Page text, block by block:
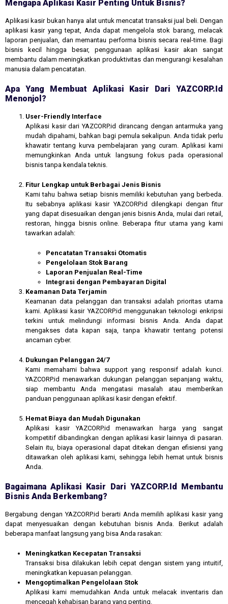
Mengapa Aplikasi Kasir Penting Untuk Bisnis?
Aplikasi kasir bukan hanya alat untuk mencatat transaksi jual beli. Dengan
aplikasi kasir yang tepat, Anda dapat mengelola stok barang, melacak
laporan penjualan, dan memantau performa bisnis secara real-time. Bagi
bisnis kecil hingga besar, penggunaan aplikasi kasir akan sangat
membantu dalam meningkatkan produktivitas dan mengurangi kesalahan
manusia dalam pencatatan.
Apa Yang Membuat Aplikasi Kasir Dari YAZCORP.id
Menonjol?
User-Friendly Interface
Aplikasi kasir dari YAZCORP.id dirancang dengan antarmuka yang
mudah dipahami, bahkan bagi pemula sekalipun. Anda tidak perlu
khawatir tentang kurva pembelajaran yang curam. Aplikasi kami
memungkinkan Anda untuk langsung fokus pada operasional
bisnis tanpa kendala teknis.
Fitur Lengkap untuk Berbagai Jenis Bisnis
Kami tahu bahwa setiap bisnis memiliki kebutuhan yang berbeda.
Itu sebabnya aplikasi kasir YAZCORP.id dilengkapi dengan fitur
yang dapat disesuaikan dengan jenis bisnis Anda, mulai dari retail,
restoran, hingga bisnis online. Beberapa fitur utama yang kami
tawarkan adalah:
Pencatatan Transaksi Otomatis
Pengelolaan Stok Barang
Laporan Penjualan Real-Time
Integrasi dengan Pembayaran Digital
Keamanan Data Terjamin
Keamanan data pelanggan dan transaksi adalah prioritas utama
kami. Aplikasi kasir YAZCORP.id menggunakan teknologi enkripsi
terkini untuk melindungi informasi bisnis Anda. Anda dapat
mengakses data kapan saja, tanpa khawatir tentang potensi
ancaman cyber.
Dukungan Pelanggan 24/7
Kami memahami bahwa support yang responsif adalah kunci.
YAZCORP.id menawarkan dukungan pelanggan sepanjang waktu,
siap membantu Anda mengatasi masalah atau memberikan
panduan penggunaan aplikasi kasir dengan efektif.
Hemat Biaya dan Mudah Digunakan
Aplikasi kasir YAZCORP.id menawarkan harga yang sangat
kompetitif dibandingkan dengan aplikasi kasir lainnya di pasaran.
Selain itu, biaya operasional dapat ditekan dengan efisiensi yang
ditawarkan oleh aplikasi kami, sehingga lebih hemat untuk bisnis
Anda.
Bagaimana Aplikasi Kasir Dari YAZCORP.id Membantu
Bisnis Anda Berkembang?
Bergabung dengan YAZCORP.id berarti Anda memilih aplikasi kasir yang
dapat menyesuaikan dengan kebutuhan bisnis Anda. Berikut adalah
beberapa manfaat langsung yang bisa Anda rasakan:
Meningkatkan Kecepatan Transaksi
Transaksi bisa dilakukan lebih cepat dengan sistem yang intuitif,
meningkatkan kepuasan pelanggan.
Mengoptimalkan Pengelolaan Stok
Aplikasi kami memudahkan Anda untuk melacak inventaris dan
mencegah kehabisan barang yang penting.